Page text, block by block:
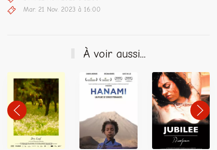
Mar. 21 Nov. 2023 à 16:00
À voir aussi...